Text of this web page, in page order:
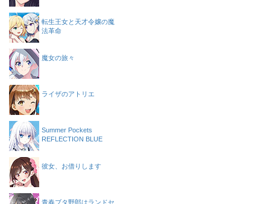
転生王女と天才令嬢の魔
法革命
魔女の旅々
ライザのアトリエ
Summer Pockets
REFLECTION BLUE
彼女、お借りします
青春ブタ野郎はランドセ